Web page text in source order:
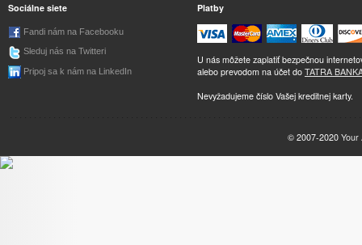
Sociálne siete
Fandi nám na Facebooku
Sleduj nás na Twitteri
Pripoj sa k nám na LinkedIn
Platby
U nás môžete zaplatiť bezpečnou
alebo prevodom na účet do TATRA
Nevyžadujeme číslo Vašej kreditnej karty.
© 2007-2020 Your